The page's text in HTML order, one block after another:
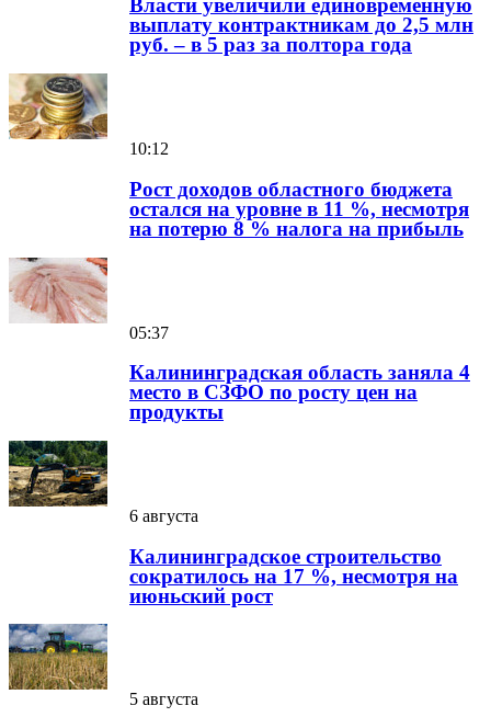
Власти увеличили единовременную
выплату контрактникам до 2,5 млн
руб. – в 5 раз за полтора года
10:12
Рост доходов областного бюджета
остался на уровне в 11 %, несмотря
на потерю 8 % налога на прибыль
05:37
Калининградская область заняла 4
место в СЗФО по росту цен на
продукты
6 августа
Калининградское строительство
сократилось на 17 %, несмотря на
июньский рост
5 августа